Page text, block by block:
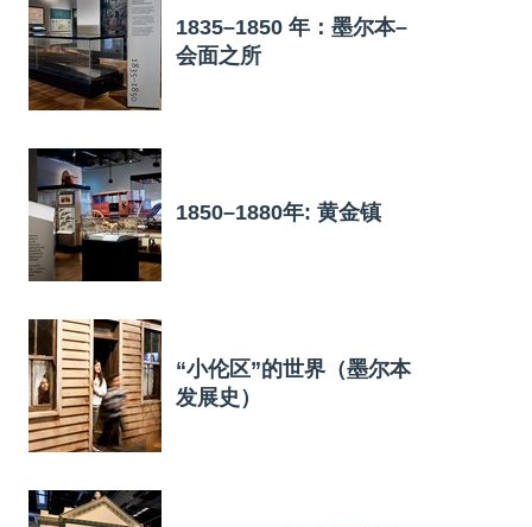
1835–1850 年：墨尔本–
会面之所
1850–1880年: 黄金镇
“小伦区”的世界（墨尔本
发展史）